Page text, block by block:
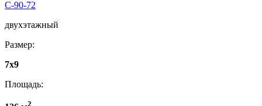
С-90-72
двухэтажный
Размер:
7x9
Площадь:
2